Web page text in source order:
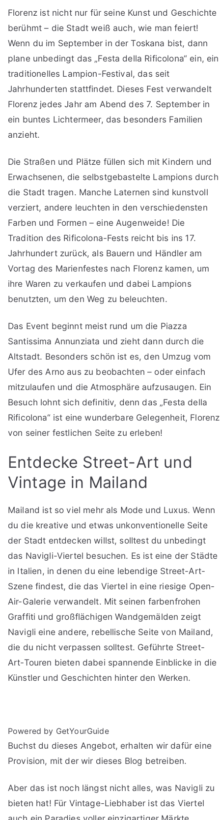
Florenz ist nicht nur für seine Kunst und Geschichte
berühmt – die Stadt weiß auch, wie man feiert!
Wenn du im September in der Toskana bist, dann
plane unbedingt das „Festa della Rificolona“ ein, ein
traditionelles Lampion-Festival, das seit
Jahrhunderten stattfindet. Dieses Fest verwandelt
Florenz jedes Jahr am Abend des 7. September in
ein buntes Lichtermeer, das besonders Familien
anzieht.
Die Straßen und Plätze füllen sich mit Kindern und
Erwachsenen, die selbstgebastelte Lampions durch
die Stadt tragen. Manche Laternen sind kunstvoll
verziert, andere leuchten in den verschiedensten
Farben und Formen – eine Augenweide! Die
Tradition des Rificolona-Fests reicht bis ins 17.
Jahrhundert zurück, als Bauern und Händler am
Vortag des Marienfestes nach Florenz kamen, um
ihre Waren zu verkaufen und dabei Lampions
benutzten, um den Weg zu beleuchten.
Das Event beginnt meist rund um die Piazza
Santissima Annunziata und zieht dann durch die
Altstadt. Besonders schön ist es, den Umzug vom
Ufer des Arno aus zu beobachten – oder einfach
mitzulaufen und die Atmosphäre aufzusaugen. Ein
Besuch lohnt sich definitiv, denn das „Festa della
Rificolona“ ist eine wunderbare Gelegenheit, Florenz
von seiner festlichen Seite zu erleben!
Entdecke Street-Art und
Vintage in Mailand
Mailand ist so viel mehr als Mode und Luxus. Wenn
du die kreative und etwas unkonventionelle Seite
der Stadt entdecken willst, solltest du unbedingt
das Navigli-Viertel besuchen. Es ist eine der Städte
in Italien, in denen du eine lebendige Street-Art-
Szene findest, die das Viertel in eine riesige Open-
Air-Galerie verwandelt. Mit seinen farbenfrohen
Graffiti und großflächigen Wandgemälden zeigt
Navigli eine andere, rebellische Seite von Mailand,
die du nicht verpassen solltest. Geführte Street-
Art-Touren bieten dabei spannende Einblicke in die
Künstler und Geschichten hinter den Werken.
Powered by GetYourGuide
Buchst du dieses Angebot, erhalten wir dafür eine
Provision, mit der wir dieses Blog betreiben.
Aber das ist noch längst nicht alles, was Navigli zu
bieten hat! Für Vintage-Liebhaber ist das Viertel